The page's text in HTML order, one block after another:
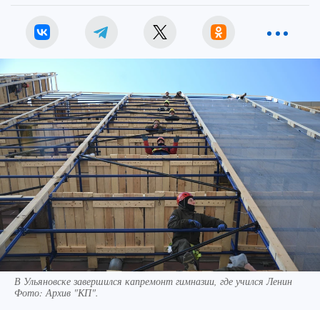
В Ульяновске завершился капремонт гимназии, где учился Ленин
Фото: Архив "КП".